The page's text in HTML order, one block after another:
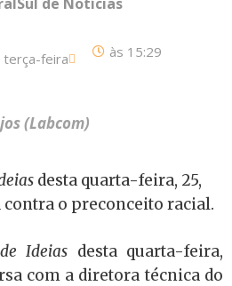
terça-feira às 15:29
(Labcom)
desta quarta-feira, 25,
o preconceito racial.
Ideias desta quarta-feira,
com a diretora técnica do